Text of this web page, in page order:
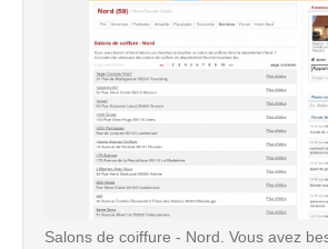
Salons de coiffure - Nord. Vous avez